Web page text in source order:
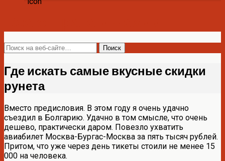
Где искать самые вкусные скидки
рунета
Вместо предисловия. В этом году я очень удачно
съездил в Болгарию. Удачно в том смысле, что очень
дешево, практически даром. Повезло ухватить
авиабилет Москва-Бургас-Москва за пять тысяч рублей.
Притом, что уже через день тикеты стоили не менее 15
000 на человека.